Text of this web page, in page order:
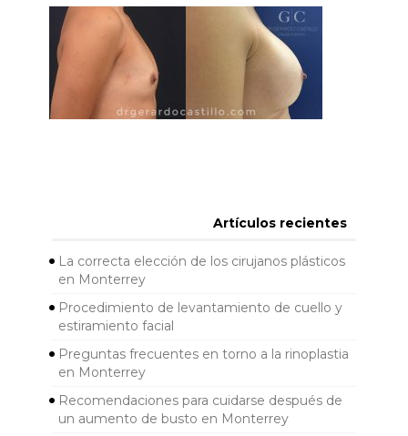
Artículos recientes
La correcta elección de los cirujanos plásticos
en Monterrey
Procedimiento de levantamiento de cuello y
estiramiento facial
Preguntas frecuentes en torno a la rinoplastia
en Monterrey
Recomendaciones para cuidarse después de
un aumento de busto en Monterrey